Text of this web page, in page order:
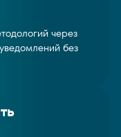
через
без